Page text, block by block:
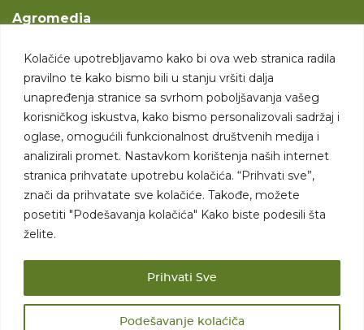
Kolačiće upotrebljavamo kako bi ova web stranica radila
pravilno te kako bismo bili u stanju vršiti dalja
unapređenja stranice sa svrhom poboljšavanja vašeg
korisničkog iskustva, kako bismo personalizovali sadržaj i
oglase, omogućili funkcionalnost društvenih medija i
analizirali promet. Nastavkom korištenja naših internet
stranica prihvatate upotrebu kolačića. “Prihvati sve”,
znači da prihvatate sve kolačiće. Takođe, možete
posetiti "Podešavanja kolačića" Kako biste podesili šta
želite.
Podešavanje kolaćiča
Prihvati Sve
Agromedia
Svet poljoprivrede
Marketing usluge
Tražimo saradnike
Kontakt
Sva prava zadržana. 2007 - 2026. © Agromedia d.o.o.